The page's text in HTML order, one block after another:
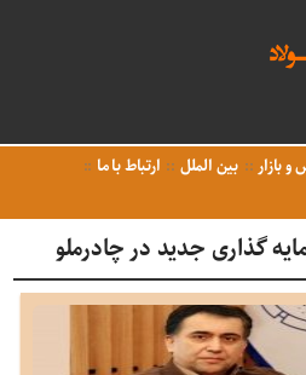
و بازار بین الملل
ارتباط با ما